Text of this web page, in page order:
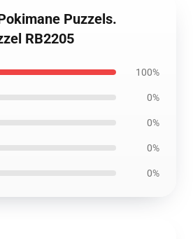
Puzzels.
RB2205
100%
0%
0%
0%
0%